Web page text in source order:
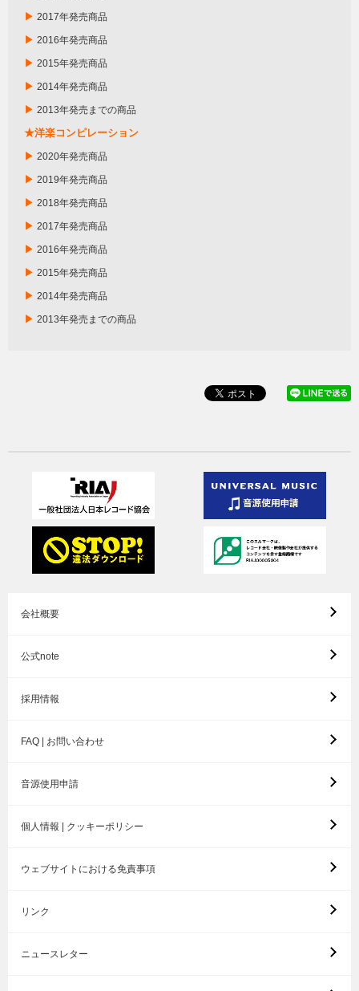
▶ 2017年発売商品
▶ 2016年発売商品
▶ 2015年発売商品
▶ 2014年発売商品
▶ 2013年発売までの商品
★洋楽コンピレーション
▶ 2020年発売商品
▶ 2019年発売商品
▶ 2018年発売商品
▶ 2017年発売商品
▶ 2016年発売商品
▶ 2015年発売商品
▶ 2014年発売商品
▶ 2013年発売までの商品
会社概要
公式note
採用情報
FAQ | お問い合わせ
音源使用申請
個人情報 | クッキーポリシー
ウェブサイトにおける免責事項
リンク
ニュースレター